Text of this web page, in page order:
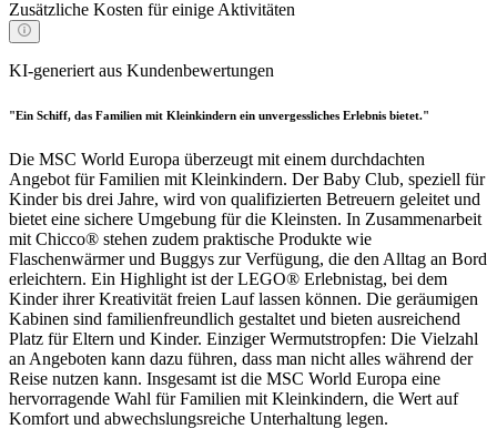
Zusätzliche Kosten für einige Aktivitäten
KI-generiert aus Kundenbewertungen
"Ein Schiff, das Familien mit Kleinkindern ein unvergessliches Erlebnis bietet."
Die MSC World Europa überzeugt mit einem durchdachten
Angebot für Familien mit Kleinkindern. Der Baby Club, speziell für
Kinder bis drei Jahre, wird von qualifizierten Betreuern geleitet und
bietet eine sichere Umgebung für die Kleinsten. In Zusammenarbeit
mit Chicco® stehen zudem praktische Produkte wie
Flaschenwärmer und Buggys zur Verfügung, die den Alltag an Bord
erleichtern. Ein Highlight ist der LEGO® Erlebnistag, bei dem
Kinder ihrer Kreativität freien Lauf lassen können. Die geräumigen
Kabinen sind familienfreundlich gestaltet und bieten ausreichend
Platz für Eltern und Kinder. Einziger Wermutstropfen: Die Vielzahl
an Angeboten kann dazu führen, dass man nicht alles während der
Reise nutzen kann. Insgesamt ist die MSC World Europa eine
hervorragende Wahl für Familien mit Kleinkindern, die Wert auf
Komfort und abwechslungsreiche Unterhaltung legen.